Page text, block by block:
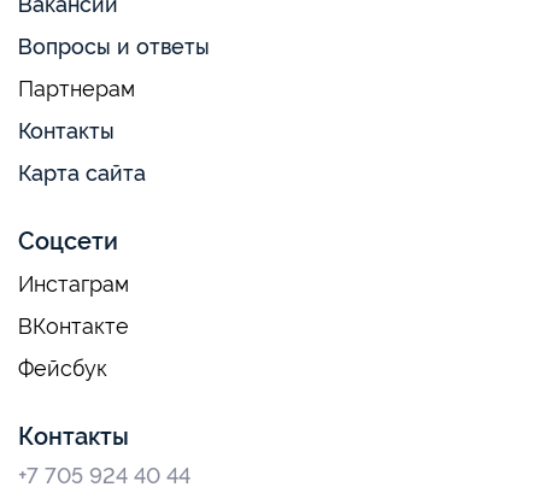
Вопросы и ответы
Партнерам
Контакты
Карта сайта
Соцсети
Инстаграм
ВКонтакте
Фейсбук
Контакты
+7 705 924 40 44